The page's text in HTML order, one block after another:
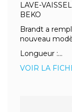
LAVE-
BEKO
Brandt a
nouveau
Longueur :...
VOIR LA